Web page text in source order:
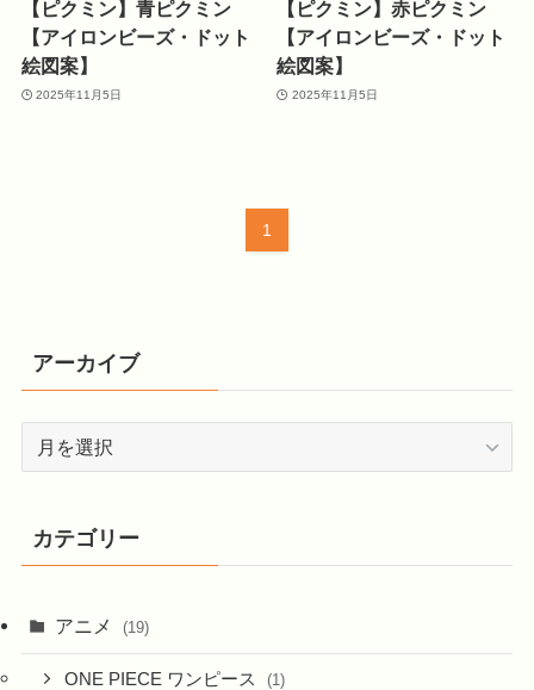
【ピクミン】青ピクミン
【アイロンビーズ・ドット
絵図案】
2025年11月5日
【ピクミン】赤ピクミン
【アイロンビーズ・ドット
絵図案】
2025年11月5日
1
アーカイブ
ブ
カテゴリー
アニメ (19)
ONE PIECE ワンピース (1)